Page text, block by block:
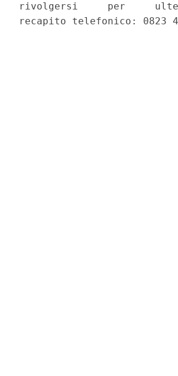
rivolgersi     per
recapito telefonico: 0823